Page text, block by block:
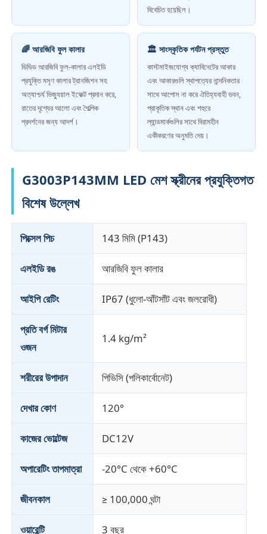
নেতৃত্বে জাল প্রদর্শন
এলইডি স্বচ্ছ ফিল্ম স্ক্রিন
স্বচ্ছ LED ডিসপ্লে
হলোগ্রাফিক এলইডি স্ক্রিন
নেতৃত্বাধীন গ্রিল স্ক্রিন
বিবেচিত হয়েছিল।
🌈 আরজিবি ফুল কালার
ভিভিড আরজিবি ফুল-কালার এলইডি
প্রযুক্তি মসৃণ কালার ট্রানজিশন সহ
অত্যাশ্চর্য ভিজ্যুয়াল ইফেক্ট প্রদান করে,
রাতের দৃশ্যের আলো এবং শৈল্পিক
প্রদর্শনের জন্য আদর্শ।
🏛️ সাংস্কৃতিক পর্যটন প্রস্তুত
কাস্টমাইজযোগ্য ক্যাবিনেটের আকার
এবং আকারগুলি স্থাপত্যের নান্দনিকতার
সাথে আপোস না করে ঐতিহ্যবাহী ভবন,
প্রাকৃতিক স্থান এবং শহুরে
ল্যান্ডমার্কগুলির সাথে বিরামহীন
একীকরণের অনুমতি দেয়।
G3003P143MM LED মেশ স্ক্রীনের প্রযুক্তিগত
বিশেষ উল্লেখ
পিক্সেল পিচ 143 মিমি (P143)
এলইডি রঙ আরজিবি ফুল কালার
আইপি রেটিং IP67 (ধুলো-আঁটসাঁট এবং জলরোধী)
প্রতি বর্গ মিটার
ওজন
1.4 kg/m²
শরীরের উপাদান পিভিসি (পলিকার্বোনেট)
দেখার কোণ 120°
কাজের ভোল্টেজ DC12V
অপারেটিং তাপমাত্রা -20°C থেকে +60°C
জীবনকাল ≥ 100,000 ঘন্টা
ওয়ারেন্টি 3 বছর